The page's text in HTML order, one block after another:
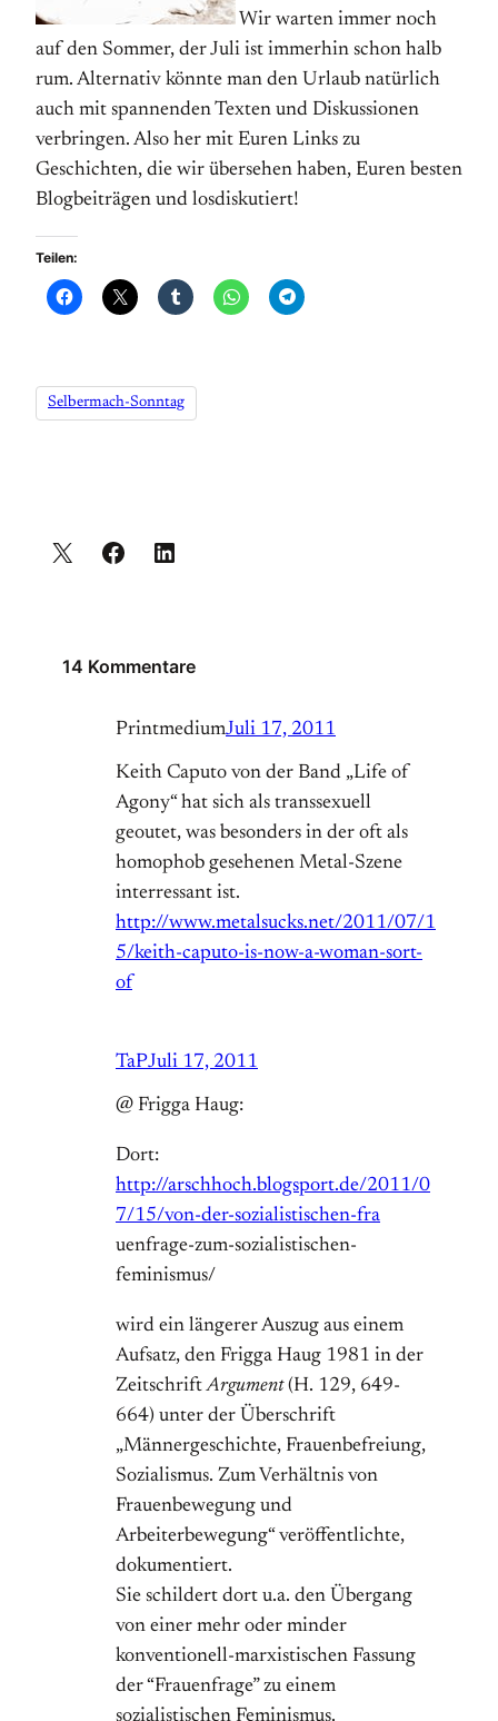
Wir warten immer noch
auf den Sommer, der Juli ist immerhin schon halb
rum. Alternativ könnte man den Urlaub natürlich
auch mit spannenden Texten und Diskussionen
verbringen. Also her mit Euren Links zu
Geschichten, die wir übersehen haben, Euren besten
Blogbeiträgen und losdiskutiert!
Teilen:
Selbermach-Sonntag
14 Kommentare
PrintmediumJuli 17, 2011
Keith Caputo von der Band „Life of
Agony“ hat sich als transsexuell
geoutet, was besonders in der oft als
homophob gesehenen Metal-Szene
interressant ist.
http://www.metalsucks.net/2011/07/1
5/keith-caputo-is-now-a-woman-sort-
of
TaPJuli 17, 2011
@ Frigga Haug:
Dort:
http://arschhoch.blogsport.de/2011/0
7/15/von-der-sozialistischen-fra
uenfrage-zum-sozialistischen-
feminismus/
wird ein längerer Auszug aus einem
Aufsatz, den Frigga Haug 1981 in der
ZeitschriftArgument(H. 129, 649-
664) unter der Überschrift
„Männergeschichte, Frauenbefreiung,
Sozialismus. Zum Verhältnis von
Frauenbewegung und
Arbeiterbewegung“ veröffentlichte,
dokumentiert.
Sie schildert dort u.a. den Übergang
von einer mehr oder minder
konventionell-marxistischen Fassung
der “Frauenfrage” zu einem
sozialistischen Feminismus.